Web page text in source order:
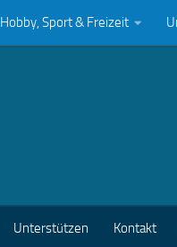
Hobby, Sport & Freizeit
Unterstützen Kontakt